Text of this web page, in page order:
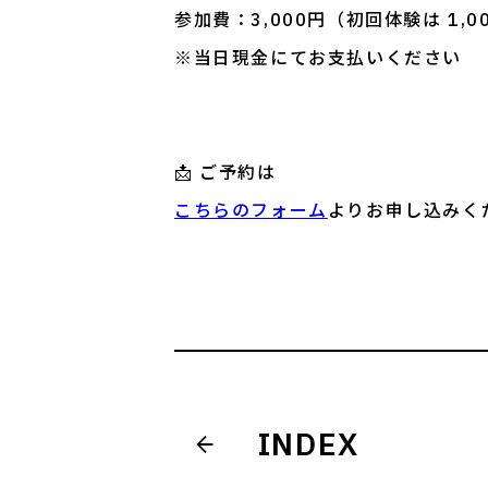
参加費：3,000円（初回体験は
※当日現金にてお支払いください
📩 ご予約は
こちらのフォーム よりお申し込みく
INDEX